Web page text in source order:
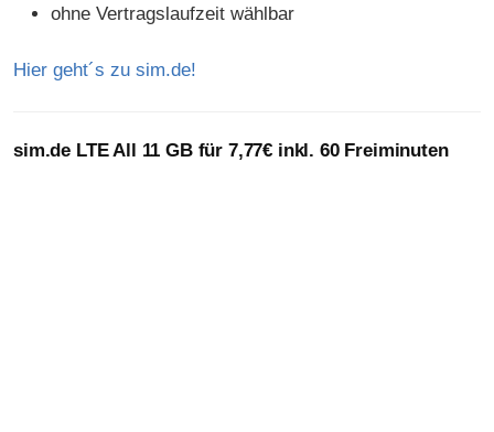
ohne Vertragslaufzeit wählbar
Hier geht´s zu sim.de!
sim.de LTE All 11 GB für 7,77€ inkl. 60 Freiminuten